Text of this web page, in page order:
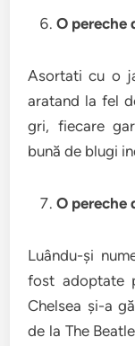
O pereche
Asortati cu o
aratand la fel
gri, fiecare
bună de blugi
O pereche
Luându-și
fost adoptate
Chelsea și-a
de la The